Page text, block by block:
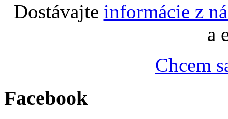
Dostávajte informácie z
a
Chcem
Facebook